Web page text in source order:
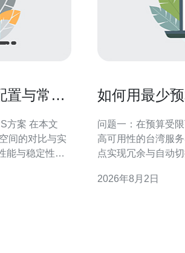
置与常见
方案 在本文
间的对比与实
能与稳定性最
便宜则适合
如何用最少
问题一：在预算受
高可用性的台湾服
点实现冗余与自动
的负载均衡（如开
2026年8月2日